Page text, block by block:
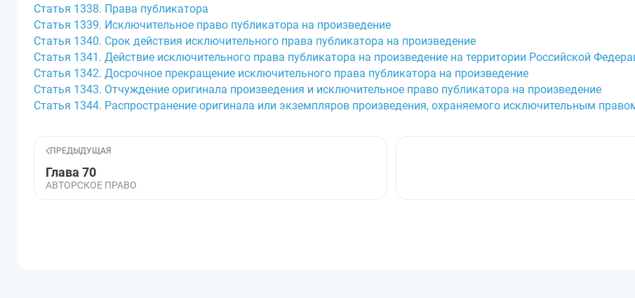
Статья 1338. Права публикатора
Статья 1339. Исключительное право публикатора на произведение
Статья 1340. Срок действия исключительного права публикатора на произведение
Статья 1341. Действие исключительного права публикатора на произведение на территории Российской
Статья 1342. Досрочное прекращение исключительного права публикатора на произведение
Статья 1343. Отчуждение оригинала произведения и исключительное право публикатора на произведение
Статья 1344. Распространение оригинала или экземпляров произведения, охраняемого исключительным
ПРЕДЫДУЩАЯ
Глава 70
АВТОРСКОЕ ПРАВО